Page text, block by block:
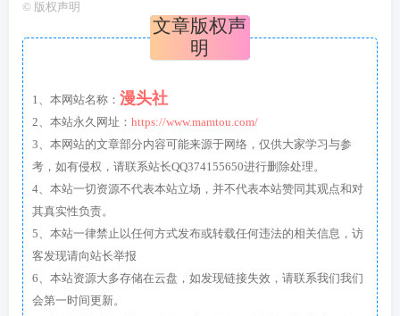
© 版权声明
文章版权声
明
1、本网站名称： 漫头社
2、本站永久网址： https://www.mamtou.com/
3、本网站的文章部分内容可能来源于网络，仅供大家学习与参
考，如有侵权，请联系站长QQ374155650进行删除处理。
4、本站一切资源不代表本站立场，并不代表本站赞同其观点和对
其真实性负责。
5、本站一律禁止以任何方式发布或转载任何违法的相关信息，访
客发现请向站长举报
6、本站资源大多存储在云盘，如发现链接失效，请联系我们我们
会第一时间更新。